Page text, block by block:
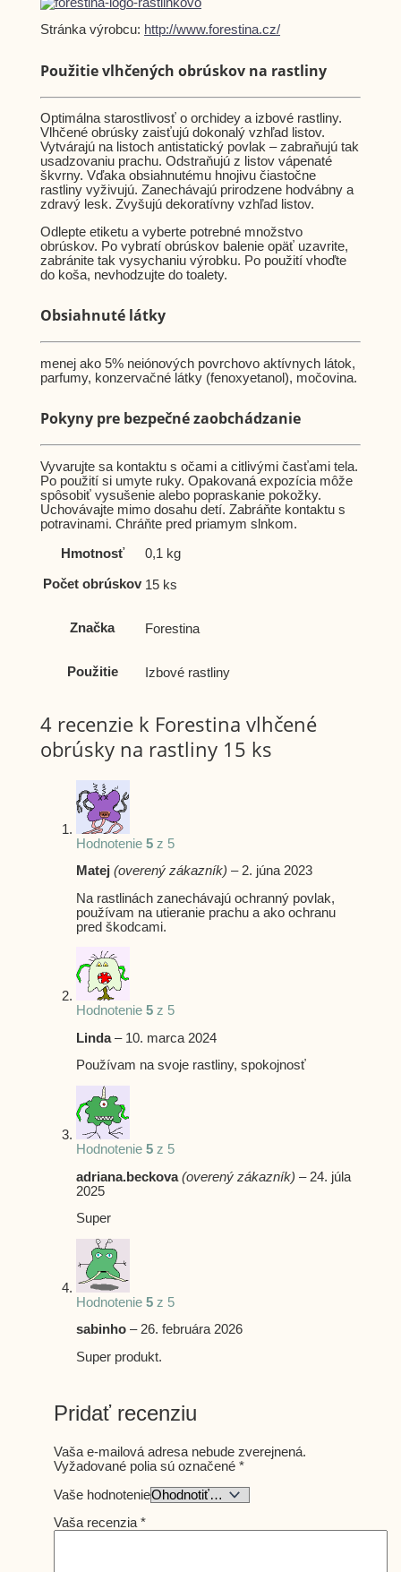
Stránka výrobcu: http://www.forestina.cz/
Použitie vlhčených obrúskov na rastliny
Optimálna starostlivosť o orchidey a izbové rastliny.
Vlhčené obrúsky zaisťujú dokonalý vzhľad listov.
Vytvárajú na listoch antistatický povlak – zabraňujú tak
usadzovaniu prachu. Odstraňujú z listov vápenaté
škvrny. Vďaka obsiahnutému hnojivu čiastočne
rastliny vyživujú. Zanechávajú prirodzene hodvábny a
zdravý lesk. Zvyšujú dekoratívny vzhľad listov.
Odlepte etiketu a vyberte potrebné množstvo
obrúskov. Po vybratí obrúskov balenie opäť uzavrite,
zabránite tak vysychaniu výrobku. Po použití vhoďte
do koša, nevhodzujte do toalety.
Obsiahnuté látky
menej ako 5% neiónových povrchovo aktívnych látok,
parfumy, konzervačné látky (fenoxyetanol), močovina.
Pokyny pre bezpečné zaobchádzanie
Vyvarujte sa kontaktu s očami a citlivými časťami tela.
Po použití si umyte ruky. Opakovaná expozícia môže
spôsobiť vysušenie alebo popraskanie pokožky.
Uchovávajte mimo dosahu detí. Zabráňte kontaktu s
potravinami. Chráňte pred priamym slnkom.
Hmotnosť 0,1 kg
Počet obrúskov 15 ks
Značka Forestina
Použitie Izbové rastliny
4 recenzie k Forestina vlhčené
obrúsky na rastliny 15 ks
Hodnotenie5 z 5
Matej(overený zákazník) – 2. júna 2023
Na rastlinách zanechávajú ochranný povlak,
používam na utieranie prachu a ako ochranu
pred škodcami.
Hodnotenie5 z 5
Linda– 10. marca 2024
Používam na svoje rastliny, spokojnosť
Hodnotenie5 z 5
adriana.beckova(overený zákazník) – 24. júla
2025
Super
Hodnotenie5 z 5
sabinho– 26. februára 2026
Super produkt.
Pridať recenziu
Vaša e-mailová adresa nebude zverejnená.
Vyžadované polia sú označené *
Vaše hodnotenie
Vaša recenzia *